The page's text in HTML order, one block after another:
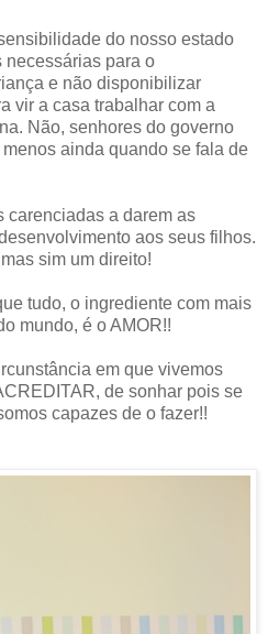
do nosso estado
necessárias para o
e não disponibilizar
vir a casa trabalhar com a
Não, senhores do governo
ainda quando se fala de
carenciadas a darem as
aos seus filhos.
sim um direito!
tudo, o ingrediente com mais
mundo, é o AMOR!!
em que vivemos
de sonhar pois se
capazes de o fazer!!